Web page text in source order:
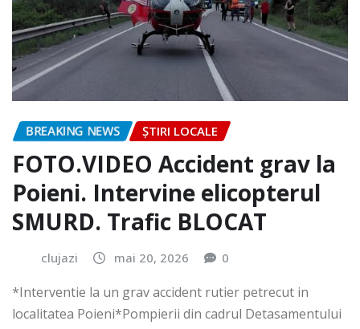
BREAKING NEWS ȘTIRI LOCALE
FOTO.VIDEO Accident grav la
Poieni. Intervine elicopterul
SMURD. Trafic BLOCAT
clujazi mai 20, 2026 0
*Interventie la un grav accident rutier petrecut in
localitatea Poieni*Pompierii din cadrul Detasamentului